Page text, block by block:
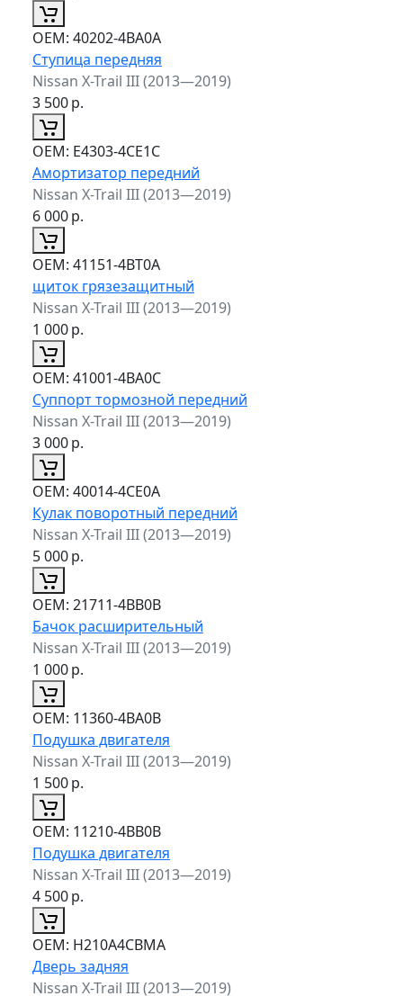
ОЕМ: 40202-4BA0A
Ступица передняя
Nissan X-Trail III (2013—2019)
3 500р.
ОЕМ: E4303-4CE1C
Амортизатор передний
Nissan X-Trail III (2013—2019)
6 000р.
ОЕМ: 41151-4BT0A
щиток грязезащитный
Nissan X-Trail III (2013—2019)
1 000р.
ОЕМ: 41001-4BA0C
Суппорт тормозной передний
Nissan X-Trail III (2013—2019)
3 000р.
ОЕМ: 40014-4CE0A
Кулак поворотный передний
Nissan X-Trail III (2013—2019)
5 000р.
ОЕМ: 21711-4BB0B
Бачок расширительный
Nissan X-Trail III (2013—2019)
1 000р.
ОЕМ: 11360-4BA0B
Подушка двигателя
Nissan X-Trail III (2013—2019)
1 500р.
ОЕМ: 11210-4BB0B
Подушка двигателя
Nissan X-Trail III (2013—2019)
4 500р.
ОЕМ: H210A4CBMA
Дверь задняя
Nissan X-Trail III (2013—2019)